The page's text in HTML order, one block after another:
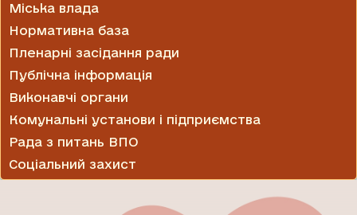
Міська влада
Нормативна база
Пленарні засідання ради
Публічна інформація
Виконавчі органи
Комунальні установи і підприємства
Рада з питань ВПО
Соціальний захист